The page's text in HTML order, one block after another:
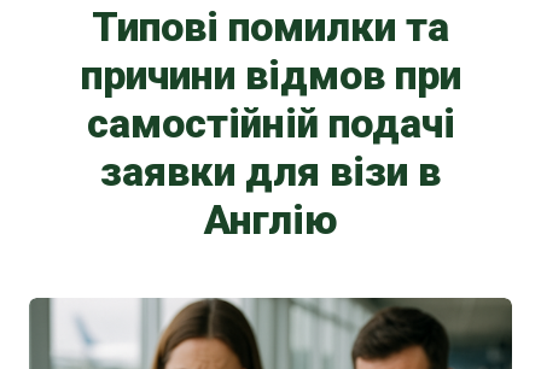
Типові помилки та
причини відмов при
самостійній подачі
заявки для візи в
Англію